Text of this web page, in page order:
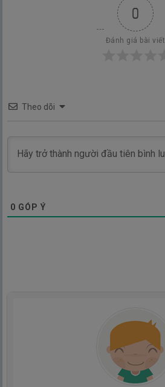
0
Đánh giá bài viết
Theo dõi
0 GÓP Ý